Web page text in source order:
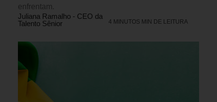
enfrentam.
Juliana Ramalho - CEO da
Talento Sênior
4 MINUTOS MIN DE LEITURA